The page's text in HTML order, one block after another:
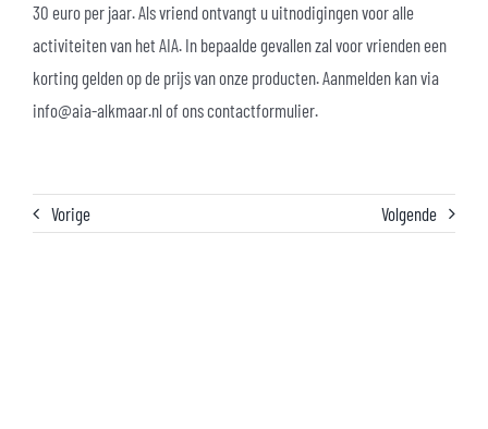
30 euro per jaar. Als vriend ontvangt u uitnodigingen voor alle
activiteiten van het AIA. In bepaalde gevallen zal voor vrienden een
korting gelden op de prijs van onze producten. Aanmelden kan via
info@aia-alkmaar.nl of ons contactformulier.
Vorige Volgende